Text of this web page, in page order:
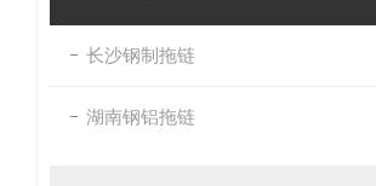
长沙钢制拖链
湖南钢铝拖链